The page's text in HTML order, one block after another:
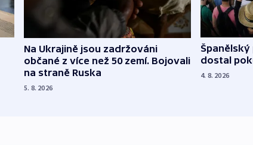
Na Ukrajině jsou zadržováni
občané z více než 50 zemí. Bojovali
na straně Ruska
5. 8. 2026
dostal
4. 8. 2026